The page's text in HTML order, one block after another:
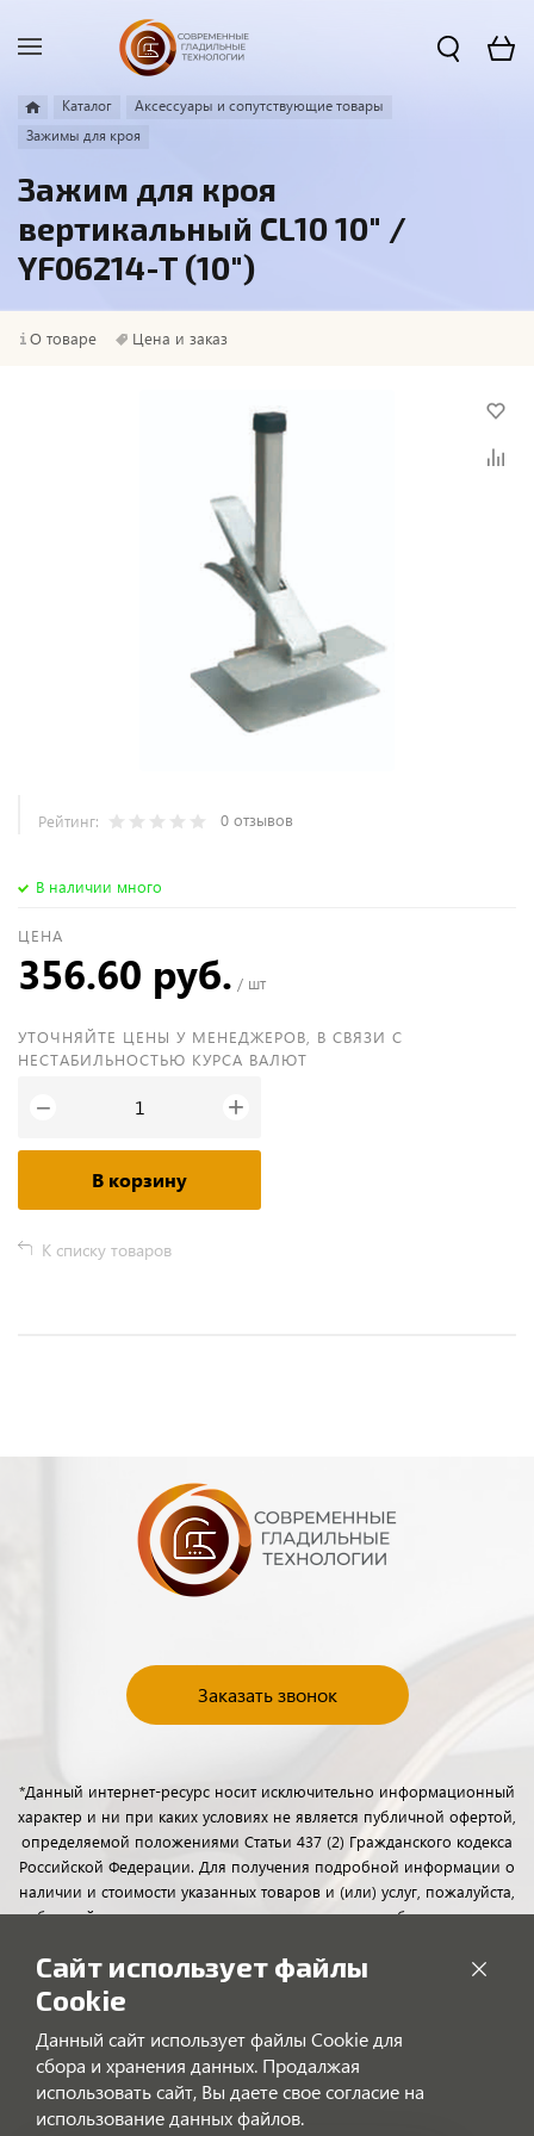
Каталог
Аксессуары и сопутствующие товары
Зажимы для кроя
Зажим для кроя
вертикальный CL10 10" /
YF06214-T (10")
О товаре Цена и заказ
Рейтинг: 0 отзывов
В наличии много
ЦЕНА
356.60 руб. / шт
УТОЧНЯЙТЕ ЦЕНЫ У МЕНЕДЖЕРОВ, В СВЯЗИ С
НЕСТАБИЛЬНОСТЬЮ КУРСА ВАЛЮТ
− +
В корзину
К списку товаров
Заказать звонок
*Данный интернет-ресурс носит исключительно информационный
характер и ни при каких условиях не является публичной офертой,
определяемой положениями Статьи 437 (2) Гражданского кодекса
Российской Федерации. Для получения подробной информации о
наличии и стоимости указанных товаров и (или) услуг, пожалуйста,
обращайтесь к менеджерам отдела клиентского обслуживания с
Сайт использует файлы
Cookie
Данный сайт использует файлы Cookie для
сбора и хранения данных. Продалжая
использовать сайт, Вы даете свое согласие на
использование данных файлов.